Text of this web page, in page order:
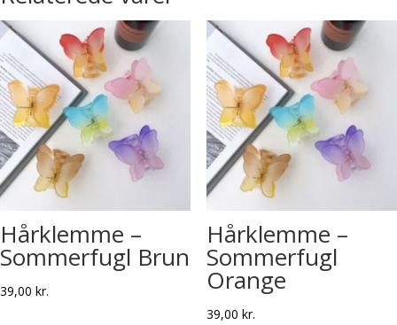
Hårklemme –
Sommerfugl Brun
39,00 kr.
Hårklemme –
Sommerfugl
Orange
39,00 kr.